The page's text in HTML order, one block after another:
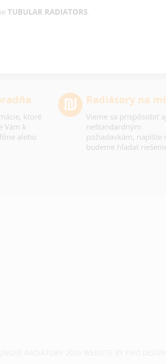
TUBULAR RADIATORS.
ktoré
Vám k
alebo
Radiátory na
Vieme sa prispôsobiť aj
neštandardným
požiadavkám, napíšte
budeme hľadať